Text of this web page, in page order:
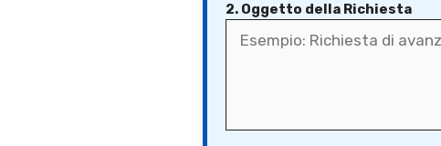
2. Oggetto della Richiesta